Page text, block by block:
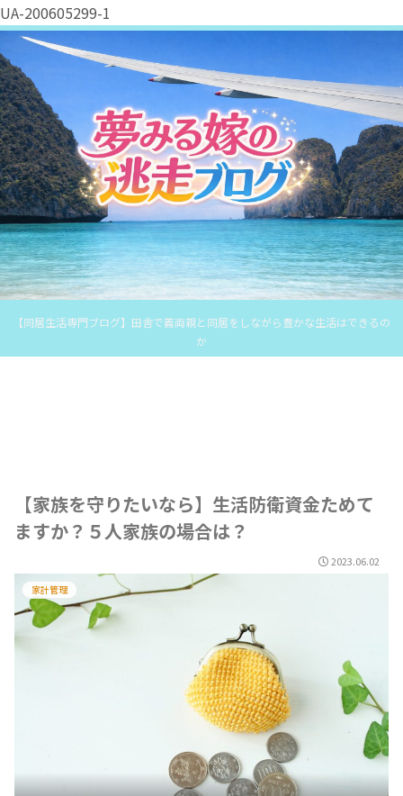
UA-200605299-1
【同居生活専門ブログ】田舎で義両親と同居をしながら豊かな生活はできるの
か
【家族を守りたいなら】生活防衛資金ためて
ますか？５人家族の場合は？
2023.06.02
家計管理